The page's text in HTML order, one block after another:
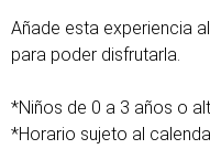
Añade esta experiencia
para poder disfrutarla.
*Niños de 0 a 3 años o
*Horario sujeto al